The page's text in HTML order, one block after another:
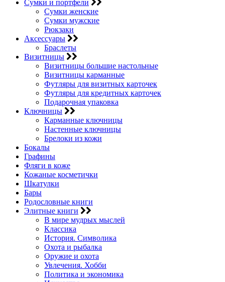
Сумки и портфели
Сумки женские
Сумки мужские
Рюкзаки
Аксессуары
Браслеты
Визитницы
Визитницы большие настольные
Визитницы карманные
Футляры для визитных карточек
Футляры для кредитных карточек
Подарочная упаковка
Ключницы
Карманные ключницы
Настенные ключницы
Брелоки из кожи
Бокалы
Графины
Фляги в коже
Кожаные косметички
Шкатулки
Бары
Родословные книги
Элитные книги
В мире мудрых мыслей
Классика
История. Символика
Охота и рыбалка
Оружие и охота
Увлечения. Хобби
Политика и экономика